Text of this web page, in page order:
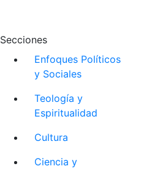
Secciones
Enfoques Políticos
y Sociales
Teología y
Espiritualidad
Cultura
Ciencia y